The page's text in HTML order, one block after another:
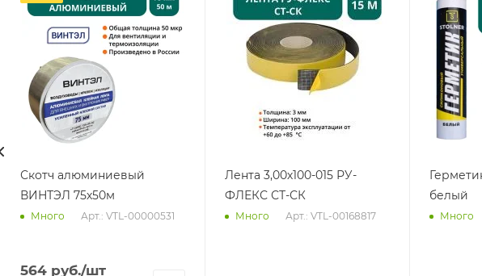
Скотч алюминиевый
ВИНТЭЛ 75х50м
Много Арт.: VTL-00000531
564 руб./шт
Лента 3,00х100-015 РУ-
ФЛЕКС СТ-СК
Много Арт.: VTL-00168817
белый
Много